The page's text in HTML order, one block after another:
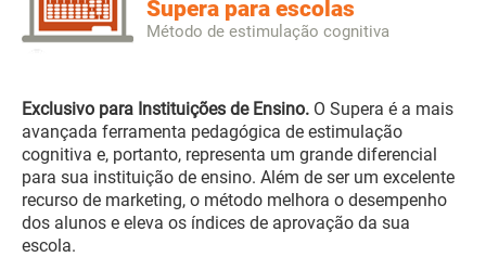
Supera para escolas
Método de estimulação cognitiva
Exclusivo para Instituições de Ensino. O Supera é a mais
avançada ferramenta pedagógica de estimulação
cognitiva e, portanto, representa um grande diferencial
para sua instituição de ensino. Além de ser um excelente
recurso de marketing, o método melhora o desempenho
dos alunos e eleva os índices de aprovação da sua
escola.